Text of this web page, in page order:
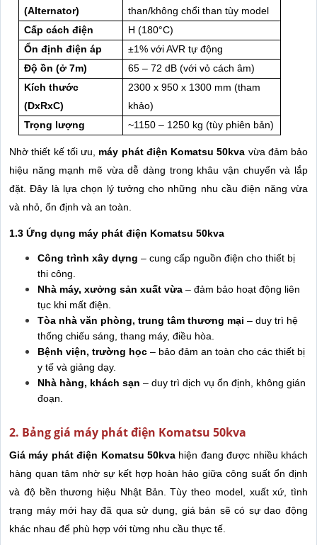
(Alternator)
than/không chổi than tùy model
Cấp cách điện
H (180°C)
Ổn định điện áp
±1% với AVR tự động
Độ ồn (ở 7m)
65 – 72 dB (với vỏ cách âm)
Kích thước
(DxRxC)
2300 x 950 x 1300 mm (tham
khảo)
Trọng lượng
~1150 – 1250 kg (tùy phiên bản)
Nhờ thiết kế tối ưu, máy phát điện Komatsu 50kva vừa đảm bảo
hiệu năng mạnh mẽ vừa dễ dàng trong khâu vận chuyển và lắp
đặt. Đây là lựa chọn lý tưởng cho những nhu cầu điện năng vừa
và nhỏ, ổn định và an toàn.
1.3 Ứng dụng máy phát điện Komatsu 50kva
Công trình xây dựng – cung cấp nguồn điện cho thiết bị
thi công.
Nhà máy, xưởng sản xuất vừa – đảm bảo hoạt động liên
tục khi mất điện.
Tòa nhà văn phòng, trung tâm thương mại – duy trì hệ
thống chiếu sáng, thang máy, điều hòa.
Bệnh viện, trường học – bảo đảm an toàn cho các thiết bị
y tế và giảng dạy.
Nhà hàng, khách sạn – duy trì dịch vụ ổn định, không gián
đoạn.
2. Bảng giá máy phát điện Komatsu 50kva
Giá máy phát điện Komatsu 50kva hiện đang được nhiều khách
hàng quan tâm nhờ sự kết hợp hoàn hảo giữa công suất ổn định
và độ bền thương hiệu Nhật Bản. Tùy theo model, xuất xứ, tình
trạng máy mới hay đã qua sử dụng, giá bán sẽ có sự dao động
khác nhau để phù hợp với từng nhu cầu thực tế.